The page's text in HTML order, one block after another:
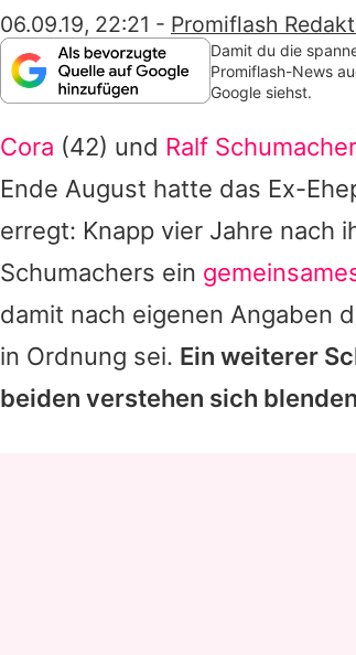
06.09.19, 22:21 - Promiflash
Damit du die
Promiflash-News
Google siehst.
Cora (42) und Ralf Schumacher
Ende August hatte das Ex-
erregt: Knapp vier Jahre nach
Schumachers ein
damit nach eigenen Angaben
in Ordnung sei. Ein weiterer
beiden verstehen sich